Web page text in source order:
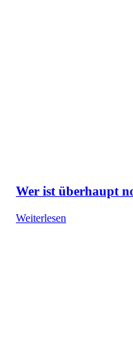
Wer ist überhaupt
Weiterlesen